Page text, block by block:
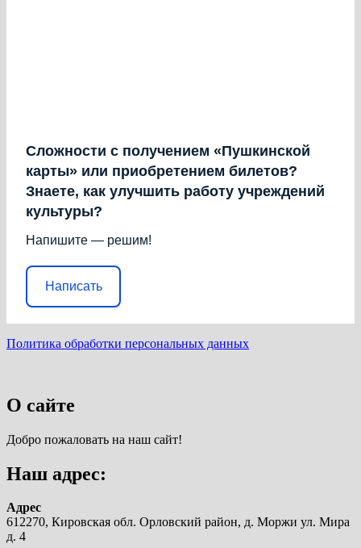
Сложности с получением «Пушкинской
карты» или приобретением билетов?
Знаете, как улучшить работу учреждений
культуры?
Напишите — решим!
Написать
Политика обработки персональных данных
О сайте
Добро пожаловать на наш сайт!
Наш адрес:
Адрес
612270, Кировская обл. Орловский район, д. Моржи ул. Мира
д. 4